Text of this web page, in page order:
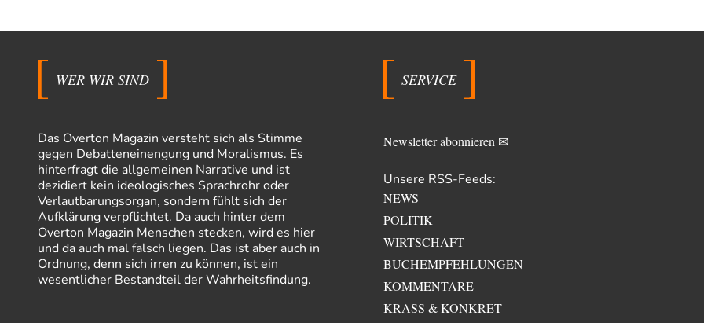
WER WIR SIND
Das Overton Magazin versteht sich als Stimme
gegen Debatteneinengung und Moralismus. Es
hinterfragt die allgemeinen Narrative und ist
dezidiert kein ideologisches Sprachrohr oder
Verlautbarungsorgan, sondern fühlt sich der
Aufklärung verpflichtet. Da auch hinter dem
Overton Magazin Menschen stecken, wird es hier
und da auch mal falsch liegen. Das ist aber auch in
Ordnung, denn sich irren zu können, ist ein
wesentlicher Bestandteil der Wahrheitsfindung.
SERVICE
Newsletter abonnieren ✉
Unsere RSS-Feeds:
NEWS
POLITIK
WIRTSCHAFT
BUCHEMPFEHLUNGEN
KOMMENTARE
KRASS & KONKRET